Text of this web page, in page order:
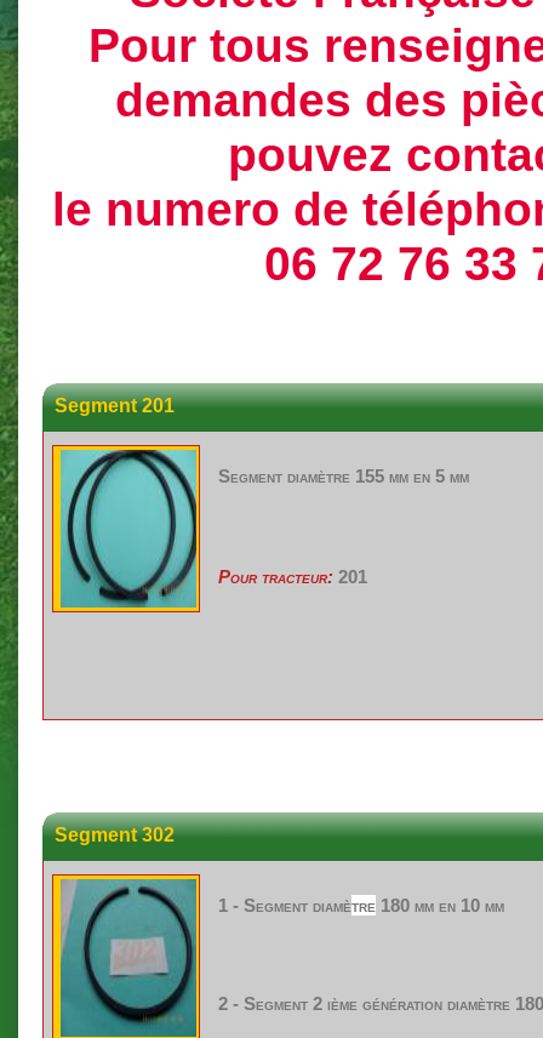
Pour tous
demandes des
pouvez
le numero de
06 72 76 33
Segment 201
Segment diamètre 155 mm en 5 mm
Pour tracteur: 201
Segment 302
1 - Segment diamètre 180 mm en 10 mm
2 - Segment 2 ième génération diamètre